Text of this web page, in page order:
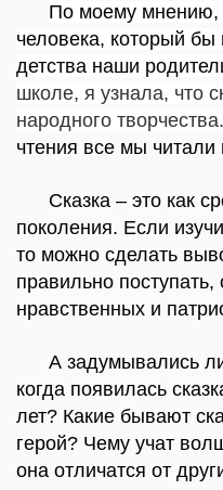
По моему мнению,
человека, который бы
детства наши
школе, я узнала, что
народного творчества.
чтения все мы читали
Сказка – это как
поколения. Если
то можно сделать
правильно поступать,
нравственных и
А задумывались
когда появилась
лет? Какие бывают
герой? Чему учат
она отличатся от